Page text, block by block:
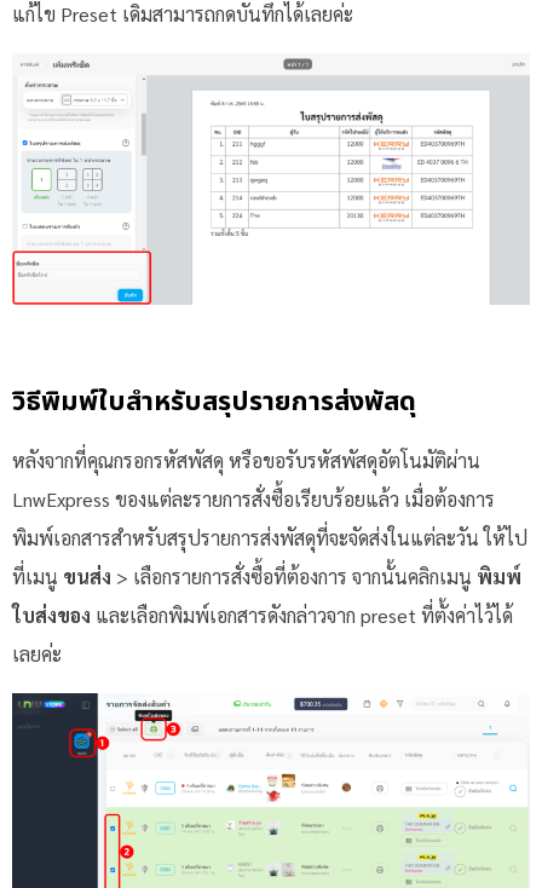
แก้ไข Preset เดิมสามารถกดบันทึกได้เลยค่ะ
วิธีพิมพ์ใบสำหรับสรุปรายการส่งพัสดุ
หลังจากที่คุณกรอกรหัสพัสดุ หรือขอรับรหัสพัสดุอัตโนมัติผ่าน
LnwExpress ของแต่ละรายการสั่งซื้อเรียบร้อยแล้ว เมื่อต้องการ
พิมพ์เอกสารสำหรับสรุปรายการส่งพัสดุที่จะจัดส่งในแต่ละวัน ให้ไป
ที่เมนู ขนส่ง > เลือกรายการสั่งซื้อที่ต้องการ จากนั้นคลิกเมนู พิมพ์
ใบส่งของ และเลือกพิมพ์เอกสารดังกล่าวจาก preset ที่ตั้งค่าไว้ได้
เลยค่ะ